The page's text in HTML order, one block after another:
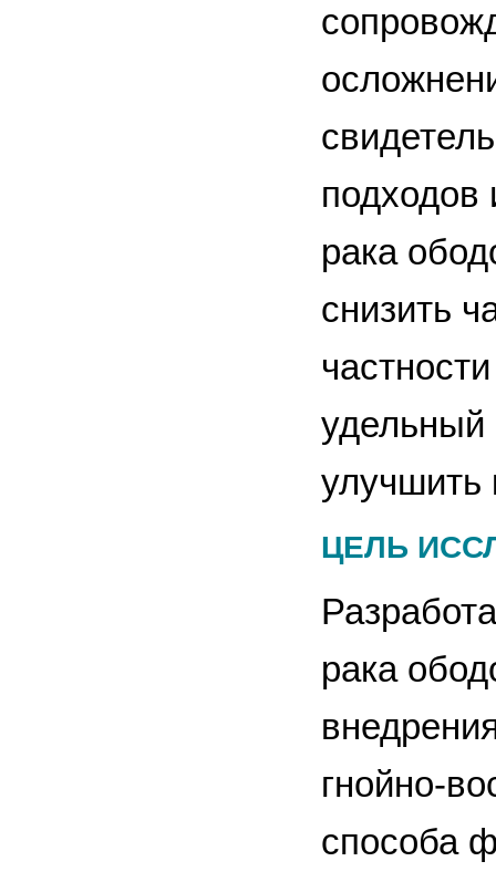
подходов
рака
снизить
удельный
улучшить
ЦЕЛЬ
рака
гнойно-
способа